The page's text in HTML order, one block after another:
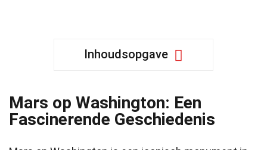
Inhoudsopgave
Mars op Washington: Een
Fascinerende Geschiedenis